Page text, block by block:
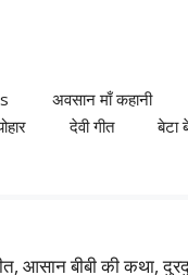
अवसान माँ कहानी
देवी गीत बेटा
आसान बीबी की